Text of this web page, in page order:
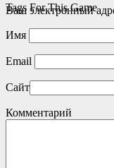
Tags For This Game
Ваш электронный
Имя
Email
Сайт
Комментарий